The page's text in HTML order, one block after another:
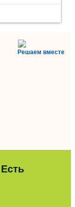
Решаем вместе